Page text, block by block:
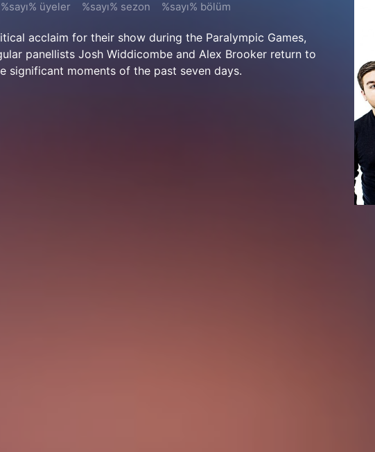
%sayı% üyeler %sayı% sezon %sayı% bölüm
acclaim for their show during the Paralympic Games,
panellists Josh Widdicombe and Alex Brooker return to
significant moments of the past seven days.